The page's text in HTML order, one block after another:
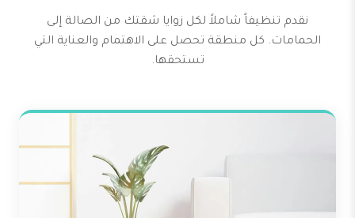
نقدم تنظيفاً شاملاً لكل زوايا شقتك من الصالة إلى
الحمامات. كل منطقة تحصل على الاهتمام والعناية التي
تستحقها.